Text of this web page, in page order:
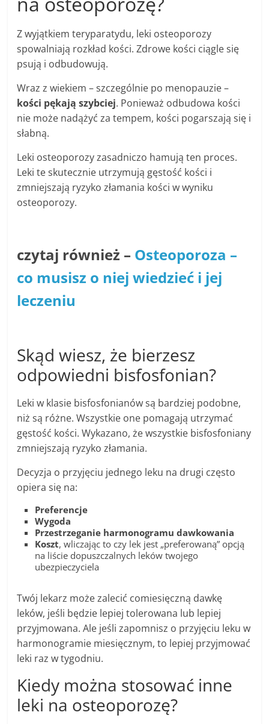
Z wyjątkiem teryparatydu, leki osteoporozy
spowalniają rozkład kości. Zdrowe kości ciągle się
psują i odbudowują.
Wraz z wiekiem – szczególnie po menopauzie –
kości pękają szybciej. Ponieważ odbudowa kości
nie może nadążyć za tempem, kości pogarszają się i
słabną.
Leki osteoporozy zasadniczo hamują ten proces.
Leki te skutecznie utrzymują gęstość kości i
zmniejszają ryzyko złamania kości w wyniku
osteoporozy.
czytaj również – Osteoporoza –
co musisz o niej wiedzieć i jej
leczeniu
Skąd wiesz, że bierzesz
odpowiedni bisfosfonian?
Leki w klasie bisfosfonianów są bardziej podobne,
niż są różne. Wszystkie one pomagają utrzymać
gęstość kości. Wykazano, że wszystkie bisfosfoniany
zmniejszają ryzyko złamania.
Decyzja o przyjęciu jednego leku na drugi często
opiera się na:
Preferencje
Wygoda
Przestrzeganie harmonogramu dawkowania
Koszt, wliczając to czy lek jest „preferowaną” opcją
na liście dopuszczalnych leków twojego
ubezpieczyciela
Twój lekarz może zalecić comiesięczną dawkę
leków, jeśli będzie lepiej tolerowana lub lepiej
przyjmowana. Ale jeśli zapomnisz o przyjęciu leku w
harmonogramie miesięcznym, to lepiej przyjmować
leki raz w tygodniu.
Kiedy można stosować inne
leki na osteoporozę?